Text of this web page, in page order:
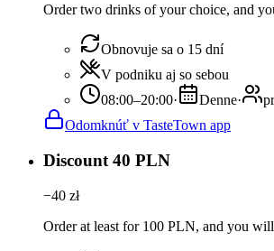
Order two drinks of your choice, and
Obnovuje sa o 15 dní
V podniku aj so sebou
08:00–20:00· Denne·
Odomknúť v TasteTown app
Discount 40 PLN
−40 zł
Order at least for 100 PLN, and you